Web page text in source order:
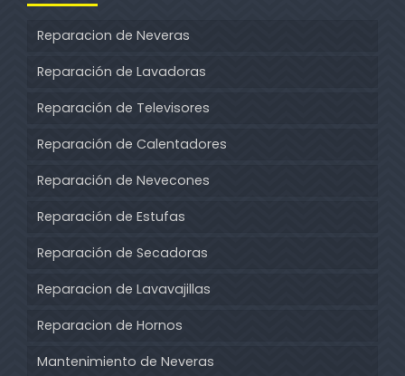
Reparacion de Neveras
Reparación de Lavadoras
Reparación de Televisores
Reparación de Calentadores
Reparación de Nevecones
Reparación de Estufas
Reparación de Secadoras
Reparacion de Lavavajillas
Reparacion de Hornos
Mantenimiento de Neveras